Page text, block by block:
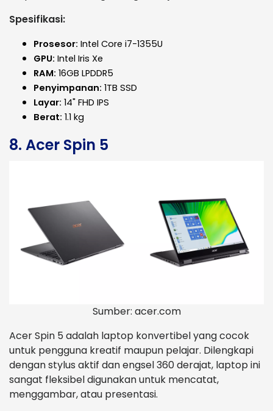
Spesifikasi:
Prosesor: Intel Core i7-1355U
GPU: Intel Iris Xe
RAM: 16GB LPDDR5
Penyimpanan: 1TB SSD
Layar: 14" FHD IPS
Berat: 1.1 kg
8. Acer Spin 5
Sumber: acer.com
Acer Spin 5 adalah laptop konvertibel yang cocok
untuk pengguna kreatif maupun pelajar. Dilengkapi
dengan stylus aktif dan engsel 360 derajat, laptop ini
sangat fleksibel digunakan untuk mencatat,
menggambar, atau presentasi.